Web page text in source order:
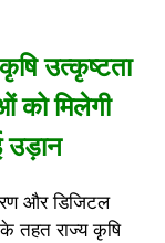
उत्कृष्टता
को मिलेगी
और डिजिटल
तहत राज्य कृषि